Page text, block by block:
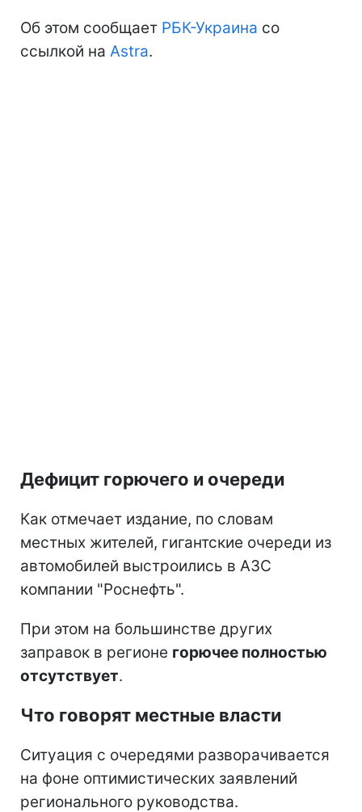
Об этом сообщает РБК-Украина со
ссылкой на Astra.
Дефицит горючего и очереди
Как отмечает издание, по словам
местных жителей, гигантские очереди из
автомобилей выстроились в АЗС
компании "Роснефть".
При этом на большинстве других
заправок в регионе горючее полностью
отсутствует.
Что говорят местные власти
Ситуация с очередями разворачивается
на фоне оптимистических заявлений
регионального руководства.